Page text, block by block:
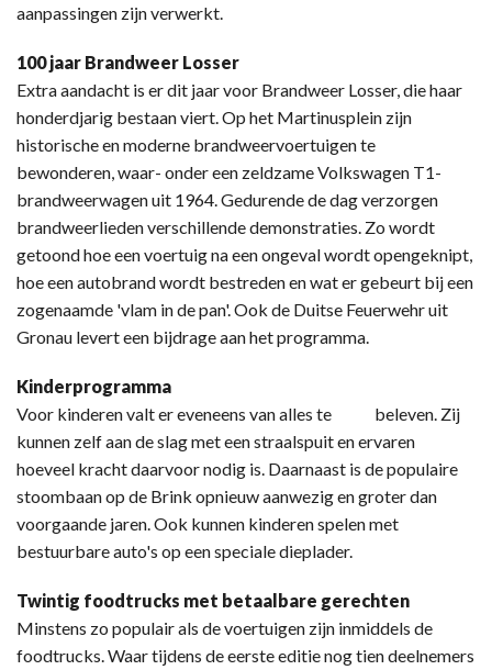
aanpassingen zijn verwerkt.
100 jaar Brandweer Losser
Extra aandacht is er dit jaar voor Brandweer Losser, die haar
honderdjarig bestaan viert. Op het Martinusplein zijn
historische en moderne brandweervoertuigen te
bewonderen, waar- onder een zeldzame Volkswagen T1-
brandweerwagen uit 1964. Gedurende de dag verzorgen
brandweerlieden verschillende demonstraties. Zo wordt
getoond hoe een voertuig na een ongeval wordt opengeknipt,
hoe een autobrand wordt bestreden en wat er gebeurt bij een
zogenaamde 'vlam in de pan'. Ook de Duitse Feuerwehr uit
Gronau levert een bijdrage aan het programma.
Kinderprogramma
Voor kinderen valt er eveneens van alles te beleven. Zij
kunnen zelf aan de slag met een straalspuit en ervaren
hoeveel kracht daarvoor nodig is. Daarnaast is de populaire
stoombaan op de Brink opnieuw aanwezig en groter dan
voorgaande jaren. Ook kunnen kinderen spelen met
bestuurbare auto's op een speciale dieplader.
Twintig foodtrucks met betaalbare gerechten
Minstens zo populair als de voertuigen zijn inmiddels de
foodtrucks. Waar tijdens de eerste editie nog tien deelnemers